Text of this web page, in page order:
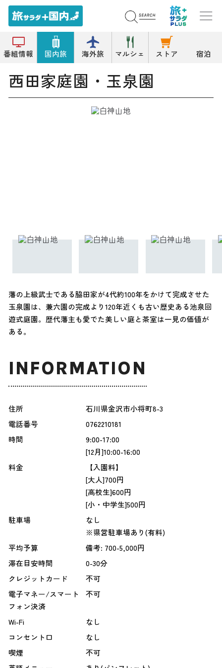
番組情報 国内旅 海外旅 マルシェ ストア 宿泊
トップ 西田家庭園・玉泉園
西田家庭園・玉泉園
藩の上級武士である脇田家が4代約100年をかけて完成させた
玉泉園は、兼六園の完成より120年近くも古い歴史ある池泉回
遊式庭園。歴代藩主も愛でた美しい庭と茶室は一見の価値が
ある。
INFORMATION
住所
石川県金沢市小将町8-3
電話番号
0762210181
時間
9:00-17:00
[12月]10:00-16:00
料金
【入園料】
[大人]700円
[高校生]600円
[小・中学生]500円
駐車場
なし
※県営駐車場あり(有料)
平均予算
備考: 700-5,000円
滞在目安時間
0-30分
クレジットカード
不可
電子マネー/スマート
フォン決済
不可
Wi-Fi
なし
コンセント口
なし
喫煙
不可